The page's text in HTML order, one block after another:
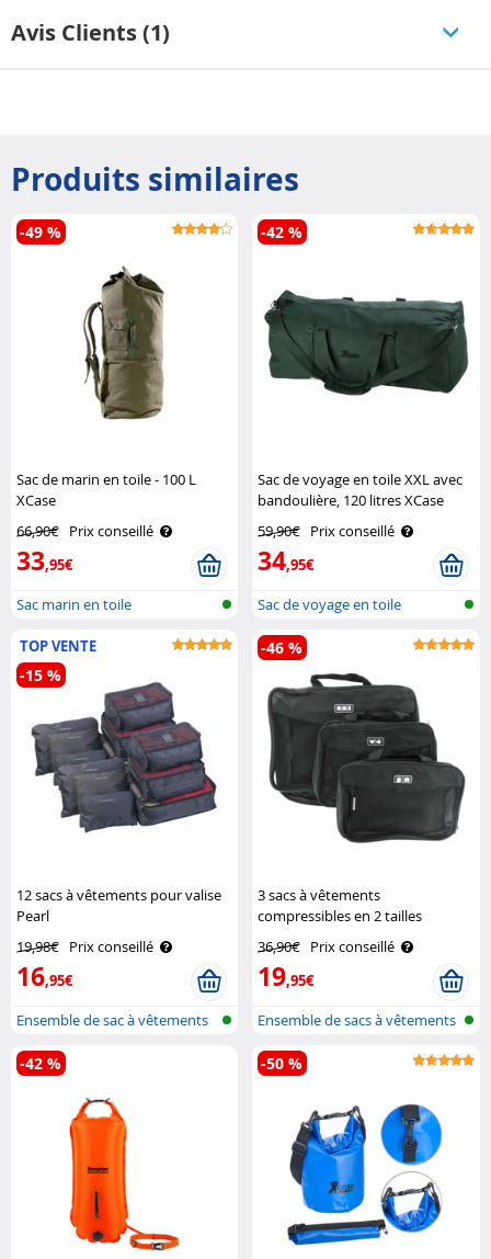
Avis Clients (1)
Produits similaires
Sac de marin en toile - 100 L
XCase
66,90€ Prix conseillé
33,95€
-49 %
Sac marin en toile
Sac de voyage en toile XXL avec
bandoulière, 120 litres XCase
59,90€ Prix conseillé
34,95€
-42 %
Sac de voyage en toile
TOP VENTE
12 sacs à vêtements pour valise
Pearl
19,98€ Prix conseillé
16,95€
-15 %
Ensemble de sac à vêtements
3 sacs à vêtements
compressibles en 2 tailles
36,90€ Prix conseillé
19,95€
-46 %
Ensemble de sacs à vêtements
compré..
-42 % -50 %